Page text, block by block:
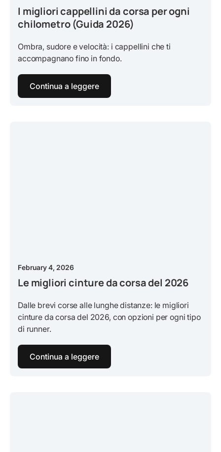
I migliori cappellini da corsa per ogni
chilometro (Guida 2026)
Ombra, sudore e velocità: i cappellini che ti
accompagnano fino in fondo.
Continua a leggere
February 4, 2026
Le migliori cinture da corsa del 2026
Dalle brevi corse alle lunghe distanze: le migliori
cinture da corsa del 2026, con opzioni per ogni tipo
di runner.
Continua a leggere